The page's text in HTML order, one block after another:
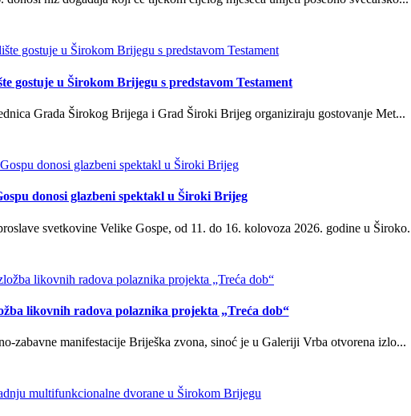
gostuje u Širokom Brijegu s predstavom Testament
Grada Širokog Brijega i Grad Široki Brijeg organiziraju gostovanje Met...
donosi glazbeni spektakl u Široki Brijeg
svetkovine Velike Gospe, od 11. do 16. kolovoza 2026. godine u
likovnih radova polaznika projekta „Treća dob“
zabavne manifestacije Briješka zvona, sinoć je u Galeriji Vrba otvorena izlo...